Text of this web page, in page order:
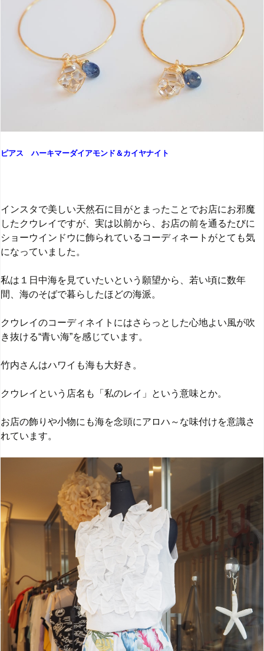
ピアス ハーキマーダイアモンド＆カイヤナイト
インスタで美しい天然石に目がとまったことでお店にお邪魔
したクウレイですが、実は以前から、お店の前を通るたびに
ショーウインドウに飾られているコーディネートがとても気
になっていました。
私は１日中海を見ていたいという願望から、若い頃に数年
間、海のそばで暮らしたほどの海派。
クウレイのコーディネイトにはさらっとした心地よい風が吹
き抜ける“青い海”を感じています。
竹内さんはハワイも海も大好き。
クウレイという店名も「私のレイ」という意味とか。
お店の飾りや小物にも海を念頭にアロハ～な味付けを意識さ
れています。